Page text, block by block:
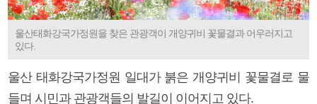
울산태화강국가정원을 찾은 관광객이 개양귀비 꽃물결과 어우러지고
있다.
울산 태화강국가정원 일대가 붉은 개양귀비 꽃물결로 물
들며 시민과 관광객들의 발길이 이어지고 있다.